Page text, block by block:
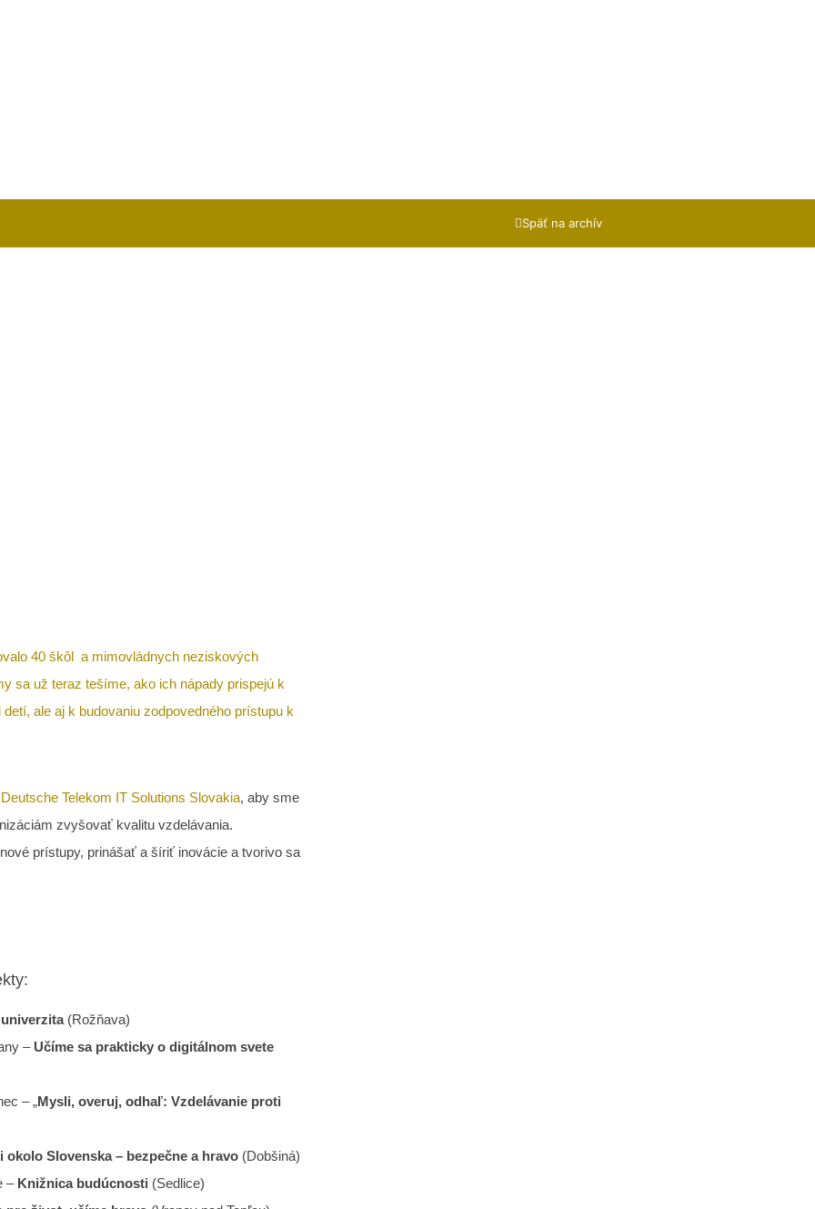
Späť na archív
40 škôl a mimovládnych neziskových
sa už teraz tešíme, ako ich nápady prispejú k
ale aj k budovaniu zodpovedného prístupu k
Deutsche Telekom IT Solutions Slovakia, aby sme
zvyšovať kvalitu vzdelávania.
prístupy, prinášať a šíriť inovácie a tvorivo sa
(Rožňava)
– Učíme sa prakticky o digitálnom svete
– „Mysli, overuj, odhaľ: Vzdelávanie proti
okolo Slovenska – bezpečne a hravo (Dobšiná)
– Knižnica budúcnosti (Sedlice)